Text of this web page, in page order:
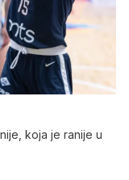
koja je ranije u